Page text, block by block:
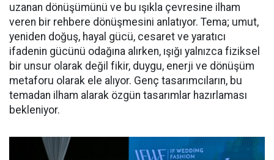
uzanan dönüşümünü ve bu ışıkla çevresine ilham
veren bir rehbere dönüşmesini anlatıyor. Tema; umut,
yeniden doğuş, hayal gücü, cesaret ve yaratıcı
ifadenin gücünü odağına alırken, ışığı yalnızca fiziksel
bir unsur olarak değil fikir, duygu, enerji ve dönüşüm
metaforu olarak ele alıyor. Genç tasarımcıların, bu
temadan ilham alarak özgün tasarımlar hazırlaması
bekleniyor.